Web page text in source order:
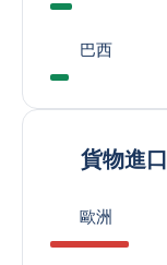
巴西
貨物進口
歐洲